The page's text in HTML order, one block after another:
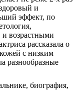
и
эффект, по
и возрастными
рассказала о
с низким
разнообразные